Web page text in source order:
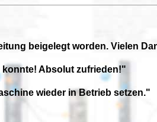
beigelegt worden. Vielen
Absolut zufrieden!"
wieder in Betrieb setzen."